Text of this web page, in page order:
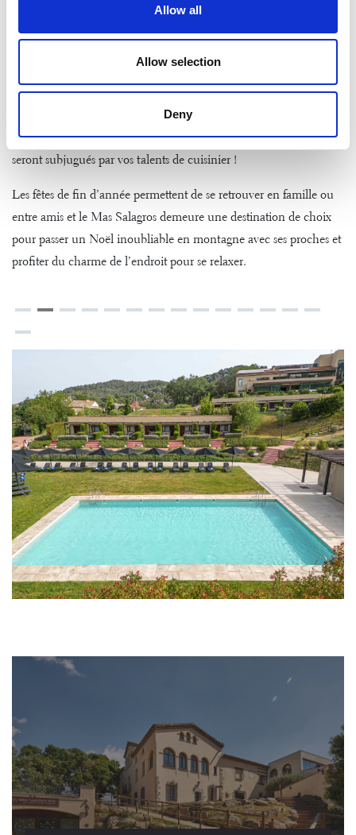
Allow all
Allow selection
Deny
c’est une occasion pour regarder tous ensemble les films classiques
Atelier de cuisine
Découvrez de nouvelles recettes de Noëlet préparez de
délicieux repas de fête en participant à notre atelier de cuisine.
Bûche de Noël, cookies, sablés ou la fameuse dinde, vos invités
seront subjugués par vos talents de cuisinier !
Les fêtes de fin d’année permettent de se retrouver en famille ou
entre amis et le Mas Salagros demeure une destination de choix
pour passer un Noël inoubliable en montagne avec ses proches et
profiter du charme de l’endroit pour se relaxer.